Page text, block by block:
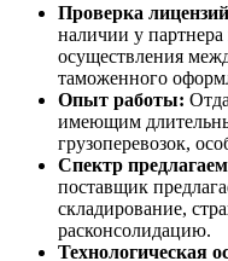
Проверка
наличии у
осуществления
таможенного
Опыт работы:
имеющим
грузоперевозок,
Спектр
поставщик
складирование,
расконсолидацию.
Технологическая